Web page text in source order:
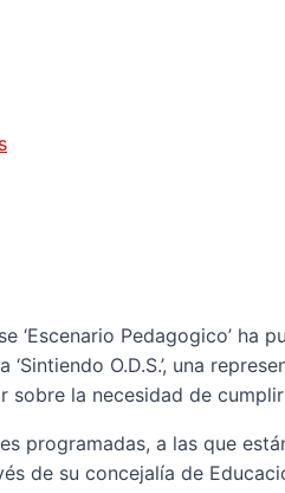
‘Escenario Pedagogico’ ha
‘Sintiendo O.D.S.’, una
sobre la necesidad de
programadas, a las que
de su concejalía de